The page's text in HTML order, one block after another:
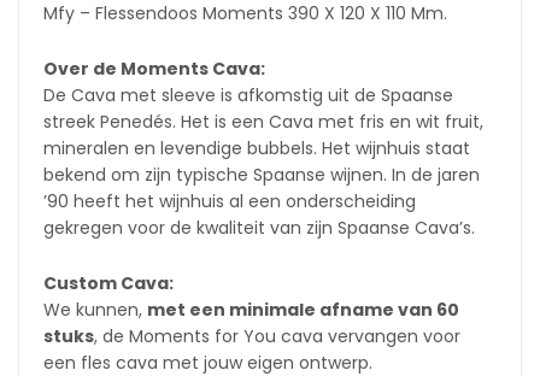
Mfy – Flessendoos Moments 390 X 120 X 110 Mm.
Over de Moments Cava:
De Cava met sleeve is afkomstig uit de Spaanse
streek Penedés. Het is een Cava met fris en wit fruit,
mineralen en levendige bubbels. Het wijnhuis staat
bekend om zijn typische Spaanse wijnen. In de jaren
’90 heeft het wijnhuis al een onderscheiding
gekregen voor de kwaliteit van zijn Spaanse Cava’s.
Custom Cava:
We kunnen, met een minimale afname van 60
stuks, de Moments for You cava vervangen voor
een fles cava met jouw eigen ontwerp.